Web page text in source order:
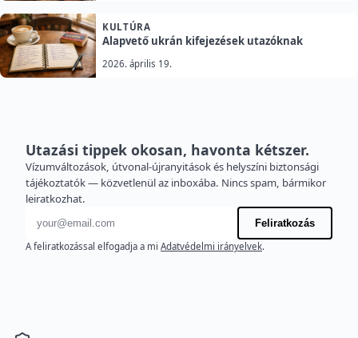
KULTÚRA
Alapvető ukrán kifejezések utazóknak
2026. április 19.
Utazási tippek okosan, havonta kétszer.
Vízumváltozások, útvonal-újranyitások és helyszíni biztonsági
tájékoztatók — közvetlenül az inboxába. Nincs spam, bármikor
leiratkozhat.
E-mail cím
Feliratkozás
A feliratkozással elfogadja a mi Adatvédelmi irányelvek.